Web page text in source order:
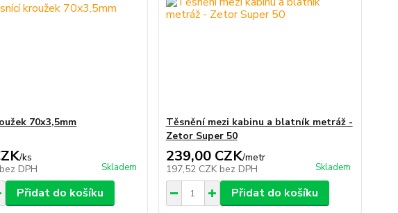
70x3,5mm
/ks
bez DPH Skladem
Přidat do košíku
Těsnění mezi kabinu a blatník metráž -
Zetor Super 50
239,00 CZK/metr
197,52 CZK bez DPH Skladem
Přidat do košíku